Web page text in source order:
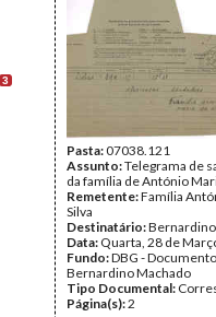
3
Pasta:07038.121
Assunto:Telegrama de
da família de António
Remetente:Família
Silva
Destinatário:
Data: Quarta, 28 de
Fundo:DBG -
Bernardino Machado
Tipo Documental:
Página(s):2